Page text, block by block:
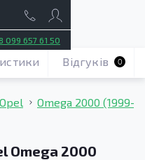
099 657 61 50
Opel Omega 2000
Omega 2000
Відгуків 0